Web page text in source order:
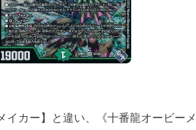
イカー】と違い、《十番龍オービ